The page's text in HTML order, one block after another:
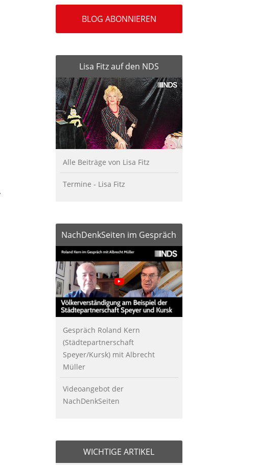
BLOG ABONNIEREN
Lisa Fitz auf den NDS
Alle Beiträge von Lisa Fitz
Termine - Lisa Fitz
NachDenkSeiten im Gespräch
Gespräch Roland Kern
(Städtepartnerschaft
Speyer/Kursk) mit Albrecht
Müller
Videoangebot der
NachDenkSeiten
WICHTIGE ARTIKEL